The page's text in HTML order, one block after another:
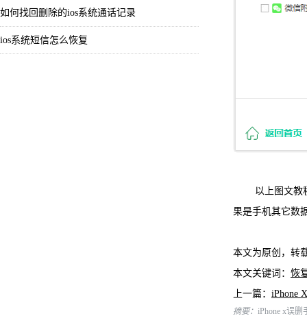
如何找回删除的ios系统通话记录
ios系统短信怎么恢复
以上图文教
果是手机其它数
本文为原创，转
本文关键词： 恢
上一篇： iPhone
摘要： iPhone x误删